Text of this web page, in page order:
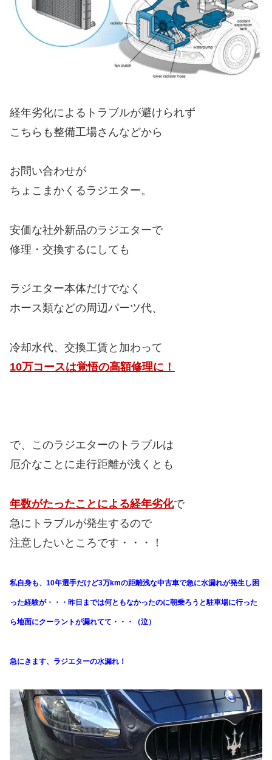
経年劣化によるトラブルが避けられず
こちらも整備工場さんなどから
お問い合わせが
ちょこまかくるラジエター。
安価な社外新品のラジエターで
修理・交換するにしても
ラジエター本体だけでなく
ホース類などの周辺パーツ代、
冷却水代、交換工賃と加わって
10万コースは覚悟の高額修理に！
で、このラジエターのトラブルは
厄介なことに走行距離が浅くとも
年数がたったことによる経年劣化で
急にトラブルが発生するので
注意したいところです・・・！
私自身も、10年選手だけど3万kmの距離浅な中古車で急に水漏れが発生し困
った経験が・・・昨日までは何ともなかったのに朝乗ろうと駐車場に行った
ら地面にクーラントが漏れてて・・・（泣）
急にきます、ラジエターの水漏れ！